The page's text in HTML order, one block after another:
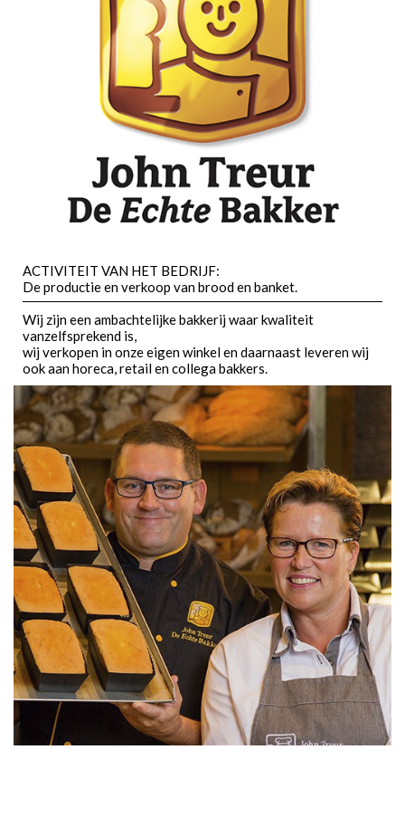
ACTIVITEIT VAN HET BEDRIJF:
De productie en verkoop van brood en banket.
Wij zijn een ambachtelijke bakkerij waar kwaliteit
vanzelfsprekend is,
wij verkopen in onze eigen winkel en daarnaast leveren wij
ook aan horeca, retail en collega bakkers.